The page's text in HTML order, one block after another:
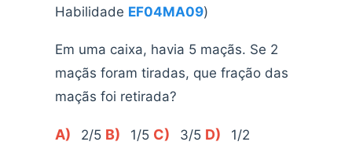
Habilidade EF04MA09)
Em uma caixa, havia 5 maçãs. Se 2
maçãs foram tiradas, que fração das
maçãs foi retirada?
A) 2/5 B) 1/5 C) 3/5 D) 1/2